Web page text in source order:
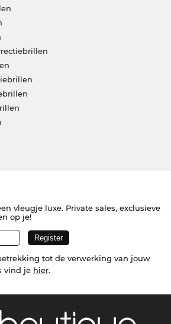
vleugje luxe. Private sales, exclusieve
op je!
tot de verwerking van jouw
vind je hier.